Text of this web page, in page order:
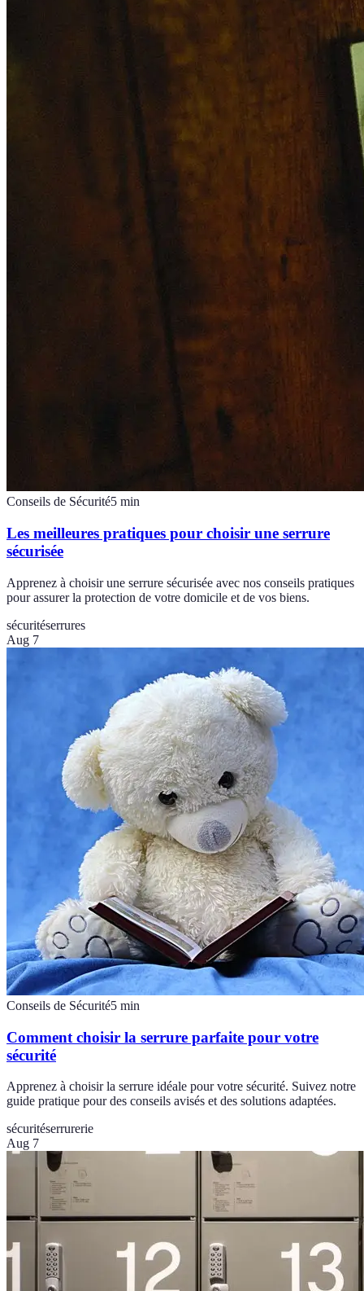
Conseils de Sécurité5 min
Les meilleures pratiques pour choisir une serrure
sécurisée
Apprenez à choisir une serrure sécurisée avec nos conseils pratiques
pour assurer la protection de votre domicile et de vos biens.
sécuritéserrures
Aug 7
Conseils de Sécurité5 min
Comment choisir la serrure parfaite pour votre
sécurité
Apprenez à choisir la serrure idéale pour votre sécurité. Suivez notre
guide pratique pour des conseils avisés et des solutions adaptées.
sécuritéserrurerie
Aug 7